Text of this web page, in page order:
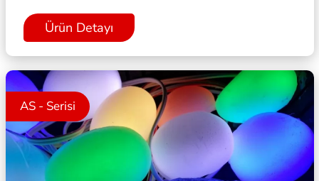
Ürün Detayı
AS - Serisi